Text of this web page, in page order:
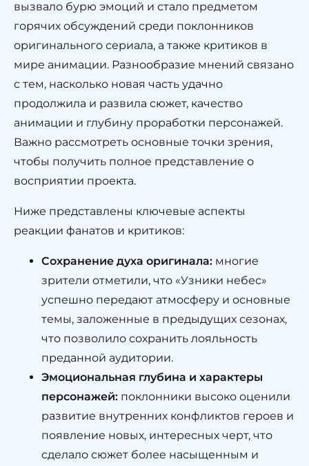
вызвало бурю эмоций и стало предметом
горячих обсуждений среди поклонников
оригинального сериала, а также критиков в
мире анимации. Разнообразие мнений связано
с тем, насколько новая часть удачно
продолжила и развила сюжет, качество
анимации и глубину проработки персонажей.
Важно рассмотреть основные точки зрения,
чтобы получить полное представление о
восприятии проекта.
Ниже представлены ключевые аспекты
реакции фанатов и критиков:
Сохранение духа оригинала: многие
зрители отметили, что «Узники небес»
успешно передают атмосферу и основные
темы, заложенные в предыдущих сезонах,
что позволило сохранить лояльность
преданной аудитории.
Эмоциональная глубина и характеры
персонажей: поклонники высоко оценили
развитие внутренних конфликтов героев и
появление новых, интересных черт, что
сделало сюжет более насыщенным и